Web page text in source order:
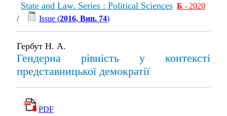
State and Law. Series : Political Sciences Б - 2020
/
Issue (2016, Вип. 74)
Гербут Н. А.
Гендерна рівність у контексті
представницької демократії
PDF